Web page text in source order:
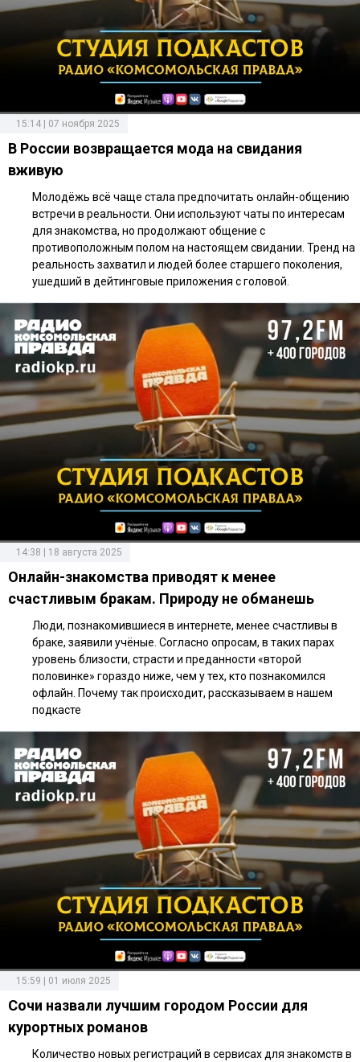
15:14 | 07 ноября 2025
В России возвращается мода на свидания
вживую
Молодёжь всё чаще стала предпочитать онлайн-общению
встречи в реальности. Они используют чаты по интересам
для знакомства, но продолжают общение с
противоположным полом на настоящем свидании. Тренд на
реальность захватил и людей более старшего поколения,
ушедший в дейтинговые приложения с головой.
14:38 | 18 августа 2025
Онлайн-знакомства приводят к менее
счастливым бракам. Природу не обманешь
Люди, познакомившиеся в интернете, менее счастливы в
браке, заявили учёные. Согласно опросам, в таких парах
уровень близости, страсти и преданности «второй
половинке» гораздо ниже, чем у тех, кто познакомился
офлайн. Почему так происходит, рассказываем в нашем
подкасте
15:59 | 01 июля 2025
Сочи назвали лучшим городом России для
курортных романов
Количество новых регистраций в сервисах для знакомств в